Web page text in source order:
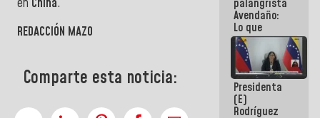
en China.
REDACCIÓN MAZO
Comparte esta noticia:
República
palangrista
Avendaño:
Lo que
vayas a
escribir
hazlo hoy
por que no
sabemos si
la semana
que viene
Presidenta
(E)
Rodríguez